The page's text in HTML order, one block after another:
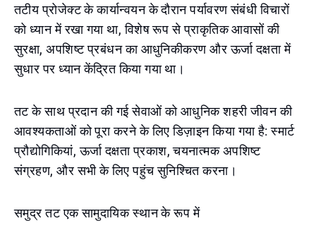
तटीय प्रोजेक्ट के कार्यान्वयन के दौरान पर्यावरण संबंधी विचारों
को ध्यान में रखा गया था, विशेष रूप से प्राकृतिक आवासों की
सुरक्षा, अपशिष्ट प्रबंधन का आधुनिकीकरण और ऊर्जा दक्षता में
सुधार पर ध्यान केंद्रित किया गया था।
तट के साथ प्रदान की गई सेवाओं को आधुनिक शहरी जीवन की
आवश्यकताओं को पूरा करने के लिए डिज़ाइन किया गया है: स्मार्ट
प्रौद्योगिकियां, ऊर्जा दक्षता प्रकाश, चयनात्मक अपशिष्ट
संग्रहण, और सभी के लिए पहुंच सुनिश्चित करना।
समुद्र तट एक सामुदायिक स्थान के रूप में